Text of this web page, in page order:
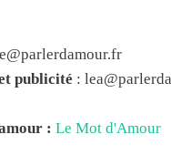
publicité :
: Le Mot d'Amour